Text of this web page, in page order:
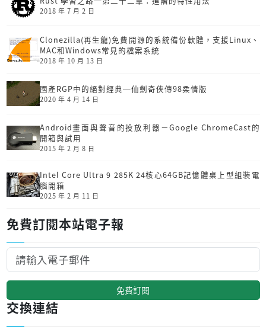
2018 年 7 月 2 日
Clonezilla(再生龍)免費開源的系統備份軟體，支援Linux、
MAC和Windows常見的檔案系統
2018 年 10 月 13 日
國產RGP中的絕對經典─仙劍奇俠傳98柔情版
2020 年 4 月 14 日
Android畫面與聲音的投放利器－Google ChromeCast的
開箱與試用
2015 年 2 月 8 日
Intel Core Ultra 9 285K 24核心64GB記憶體桌上型組裝電
腦開箱
2025 年 2 月 11 日
免費訂閱本站電子報
免費訂閱
交換連結